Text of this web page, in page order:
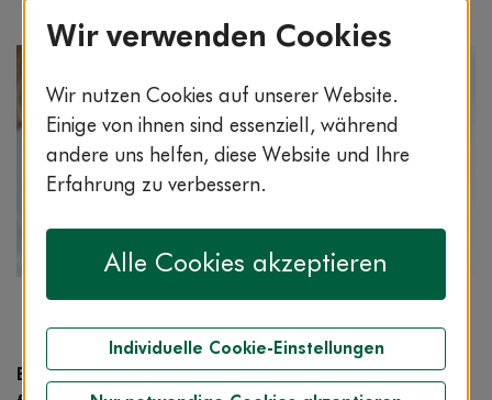
Bildnachweis: © istockphoto.com / Morsa
Images
Bei Patienten löst er unangenehme Gefühle aus,
Wir verwenden Cookies
Wir nutzen Cookies auf unserer Website.
Einige von ihnen sind essenziell, während
andere uns helfen, diese Website und Ihre
Erfahrung zu verbessern.
Alle Cookies akzeptieren
Individuelle Cookie-Einstellungen